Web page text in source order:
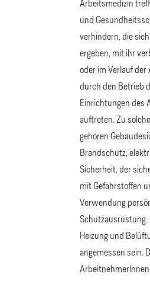
Arbeitsmedizin
und
verhindern, die
ergeben, mit ihr
oder im Verlauf der
durch den Betrieb
Einrichtungen des
auftreten. Zu
gehören
Brandschutz,
Sicherheit, der
mit Gefahrstoffen
Verwendung
Schutzausrüstung.
Heizung und
angemessen sein.